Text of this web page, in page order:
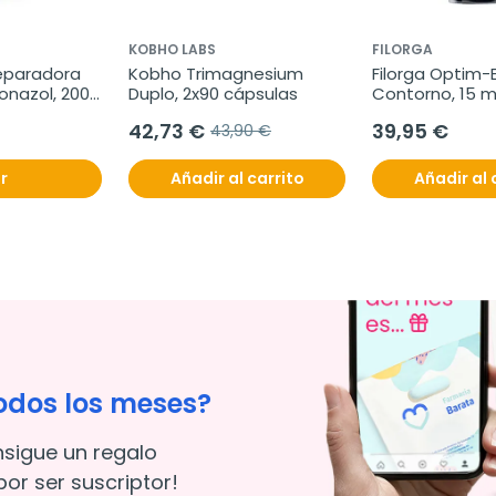
200
KOBHO LABS
Kobho Trimagnesium
Duplo, 2x90 cápsulas
42,73 € 43,90 €
Añadir al carrito
FILORGA
Filorga Optim-
Contorno, 15
39,95 €
Añadir al
los meses?
un regalo
ser suscriptor!